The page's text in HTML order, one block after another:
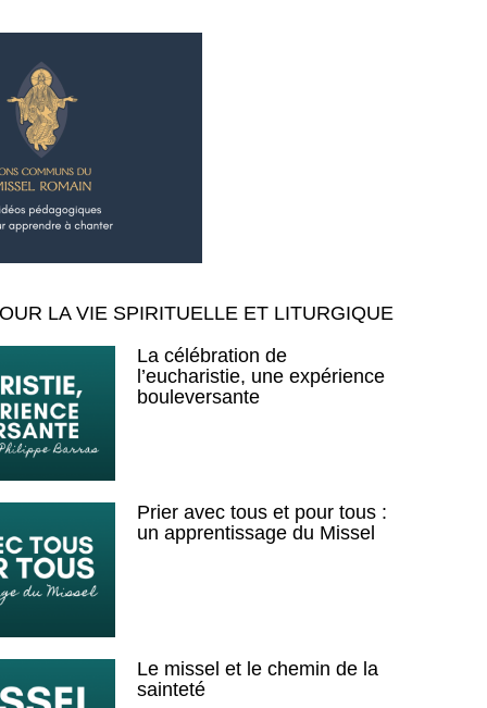
LA VIE SPIRITUELLE ET LITURGIQUE
La célébration de
l’eucharistie, une expérience
bouleversante
Prier avec tous et pour tous :
un apprentissage du Missel
Le missel et le chemin de la
sainteté